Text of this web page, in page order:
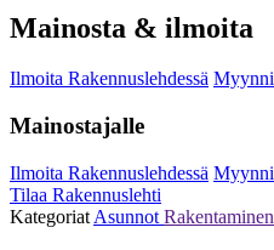
Mainosta & ilmoita
Ilmoita Rakennuslehdessä
Mainostajalle
Ilmoita Rakennuslehdessä
Tilaa Rakennuslehti
Kategoriat Asunnot Rakentaminen